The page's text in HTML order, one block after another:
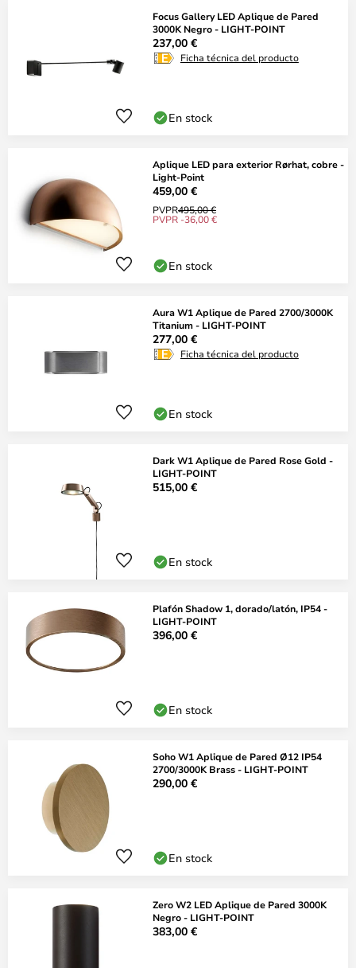
Focus Gallery LED Aplique de Pared
3000K Negro - LIGHT-POINT
237,00 €
Ficha técnica del producto
En stock
Aplique LED para exterior Rørhat, cobre -
Light-Point
459,00 €
PVPR495,00 €
PVPR -36,00 €
En stock
Aura W1 Aplique de Pared 2700/3000K
Titanium - LIGHT-POINT
277,00 €
Ficha técnica del producto
En stock
Dark W1 Aplique de Pared Rose Gold -
LIGHT-POINT
515,00 €
En stock
Plafón Shadow 1, dorado/latón, IP54 -
LIGHT-POINT
396,00 €
En stock
Soho W1 Aplique de Pared Ø12 IP54
2700/3000K Brass - LIGHT-POINT
290,00 €
En stock
Zero W2 LED Aplique de Pared 3000K
Negro - LIGHT-POINT
383,00 €